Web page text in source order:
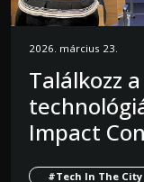
2026. március 23.
Találkozz
Impact
#Tech In The City